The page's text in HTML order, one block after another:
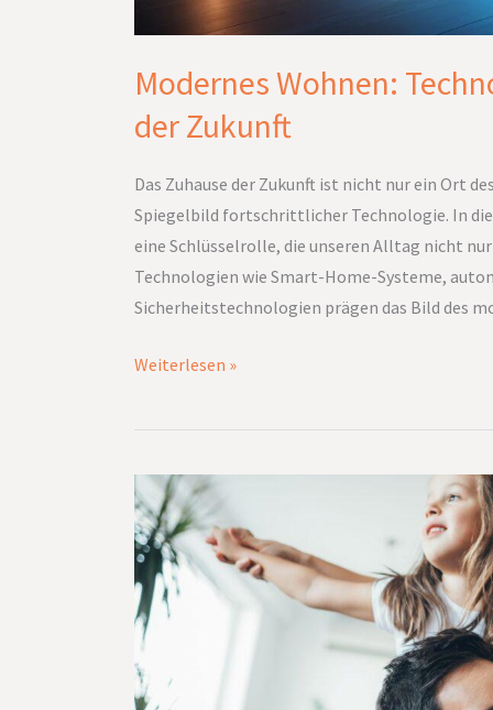
Modernes Wohnen:
der Zukunft
Das Zuhause der Zukunft ist nicht nur ein Ort
Spiegelbild fortschrittlicher Technologie. In
eine Schlüsselrolle, die unseren Alltag nicht
Technologien wie Smart-Home-Systeme,
Sicherheitstechnologien prägen das Bild des
Weiterlesen »
Gemeinsame
Momente:
Kleine
Traditionen,
die
Familien
verbinden